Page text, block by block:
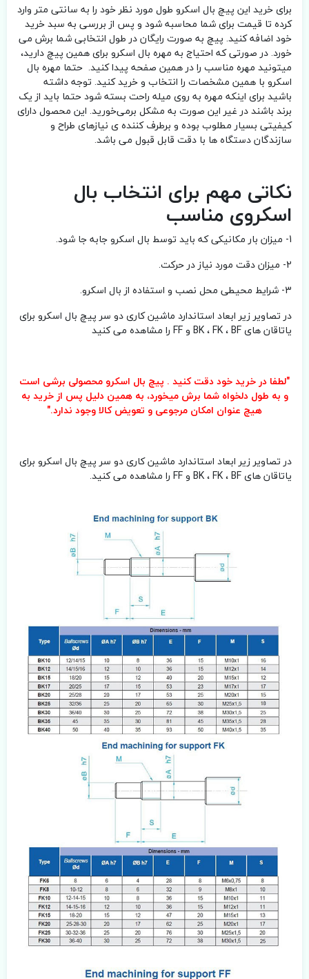
برای خرید این پیچ بال اسکرو طول مورد نظر خود را به سانتی متر وارد
کرده تا قیمت برای شما محاسبه شود و پس از بررسی به سبد خرید
خود اضافه کنید. پیچ به صورت رایگان در طول انتخابی شما برش می
خورد. در صورتی که احتیاج به مهره بال اسکرو برای همین پیچ دارید،
میتونید مهره مناسب را در همین صفحه پیدا کنید. حتما مهره بال
اسکرو با همین مشخصات را انتخاب و خرید کنید. توجه داشته
باشید برای اینکه مهره به روی میله راحت بسته شود حتما باید از یک
برند باشند در غیر این صورت به مشکل برمی‌خورید. این محصول دارای
کیفیتی بسیار مطلوب بوده و برطرف کننده ی نیازهای طراح و
سازندگان دستگاه ها با دقت قابل قبول می باشد.
نکاتی مهم برای انتخاب بال
اسکروی مناسب
1- میزان بار مکانیکی که باید توسط بال اسکرو جابه جا شود.
2- میزان دقت مورد نیاز در حرکت.
3- شرایط محیطی محل نصب و استفاده از بال اسکرو.
در تصاویر زیر ابعاد استاندارد ماشین کاری دو سر پیچ بال اسکرو برای
یاتاقان های BK ، FK ، BF و FF را مشاهده می کنید
"لطفا در خرید خود دقت کنید . پیچ بال اسکرو محصولی برشی است
و به طول دلخواه شما برش میخورد، به همین دلیل پس از خرید به
هیچ عنوان امکان مرجوعی و تعویض کالا وجود ندارد."
در تصاویر زیر ابعاد استاندارد ماشین کاری دو سر پیچ بال اسکرو برای
یاتاقان های BK ، FK ، BF و FF را مشاهده می کنید.